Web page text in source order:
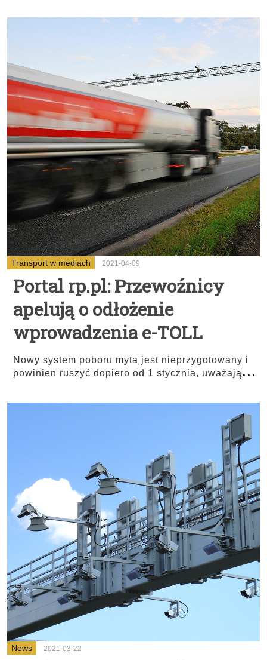
Transport w mediach 2021-04-09
Portal rp.pl: Przewoźnicy
apelują o odłożenie
wprowadzenia e-TOLL
Nowy system poboru myta jest nieprzygotowany i
powinien ruszyć dopiero od 1 stycznia, uważają ...
News 2021-03-22